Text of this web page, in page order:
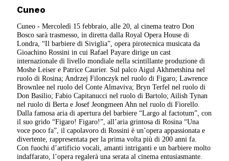
Cuneo
Cuneo - Mercoledì 15 febbraio, alle 20, al cinema teatro Don
Bosco sarà trasmesso, in diretta dalla Royal Opera House di
Londra, “Il barbiere di Siviglia”, opera pirotecnica musicata da
Gioachino Rossini in cui Rafael Payare dirige un cast
internazionale di livello mondiale nella scintillante produzione di
Moshe Leiser e Patrice Caurier. Sul palco Aigul Akhmetshina nel
ruolo di Rosina; Andrzej Filonczyk nel ruolo di Figaro; Lawrence
Brownlee nel ruolo del Conte Almaviva; Bryn Terfel nel ruolo di
Don Basilio; Fabio Capitanucci nel ruolo di Bartolo; Ailish Tynan
nel ruolo di Berta e Josef Jeongmeen Ahn nel ruolo di Fiorello.
Dalla famosa aria di apertura del barbiere “Largo al factotum”, con
il suo grido “Figaro! Figaro!”, all’aria grintosa di Rosina “Una
voce poco fa”, il capolavoro di Rossini è un’opera appassionata e
divertente, rappresentata per la prima volta più di 200 anni fa.
Con fuochi d’artificio vocali, amanti intriganti e un barbiere molto
indaffarato, l’opera regalerà una serata al cinema entusiasmante.